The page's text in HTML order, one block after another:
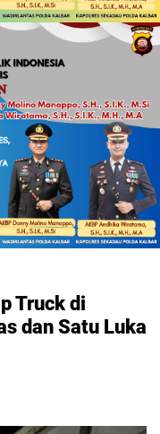
Truck di
dan Satu Luka